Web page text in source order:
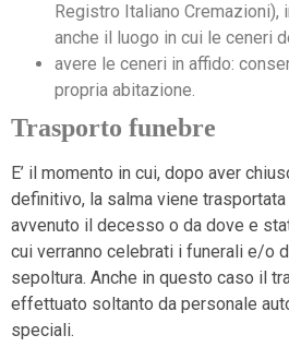
Registro Italiano
anche il luogo in cui le ceneri
avere le ceneri in affido:
propria abitazione.
Trasporto funebre
E’ il momento in cui, dopo aver
definitivo, la salma viene
avvenuto il decesso o da dove e
cui verranno celebrati i funerali e/o
sepoltura. Anche in questo caso il
effettuato soltanto da personale
speciali.